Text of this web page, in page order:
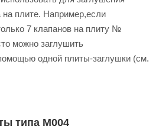
на плите. Например,если
7 клапанов на плиту №
можно заглушить
одной плиты-заглушки (см.
типа M004